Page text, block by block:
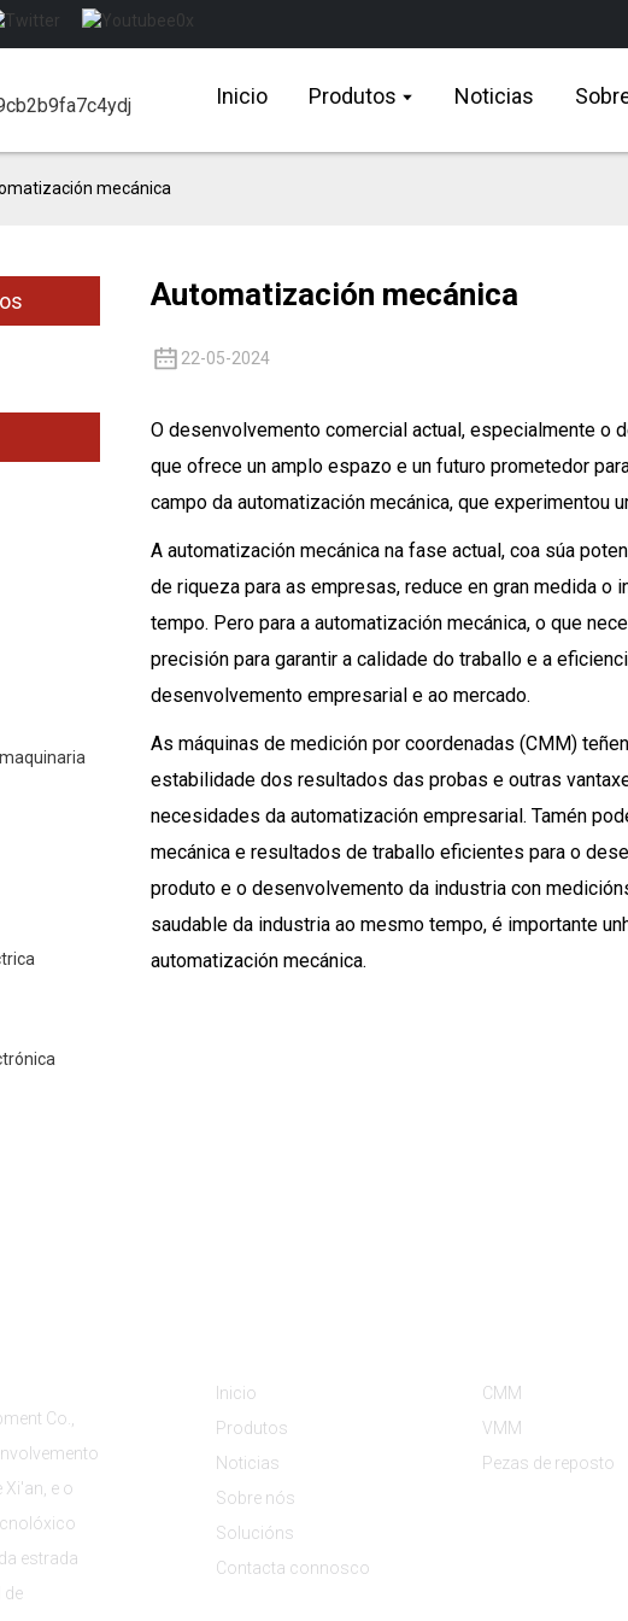
Inicio Produtos Noticias
mecánica
Automatización mecánica
22-05-2024
O desenvolvemento comercial actual, especialmente o
que ofrece un amplo espazo e un futuro prometedor
campo da automatización mecánica, que experimentou
A automatización mecánica na fase actual, coa súa
de riqueza para as empresas, reduce en gran medida
tempo. Pero para a automatización mecánica, o que
precisión para garantir a calidade do traballo e a
desenvolvemento empresarial e ao mercado.
As máquinas de medición por coordenadas (CMM)
estabilidade dos resultados das probas e outras
necesidades da automatización empresarial. Tamén
mecánica e resultados de traballo eficientes para o
produto e o desenvolvemento da industria con
saudable da industria ao mesmo tempo, é importante
automatización mecánica.
Co.,
e o
estrada
de
Inicio
Produtos
Noticias
Sobre nós
Solucións
Contacta connosco
CMM
VMM
Pezas de reposto